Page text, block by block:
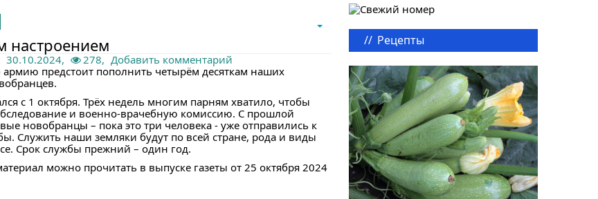
настроением
30.10.2024, 278, Добавить комментарий
предстоит пополнить четырём десяткам наших
с 1 октября. Трёх недель многим парням хватило, чтобы
и военно-врачебную комиссию. С прошлой
новобранцы – пока это три человека - уже отправились к
Служить наши земляки будут по всей стране, рода и виды
Срок службы прежний – один год.
можно прочитать в выпуске газеты от 25 октября 2024
// Рецепты